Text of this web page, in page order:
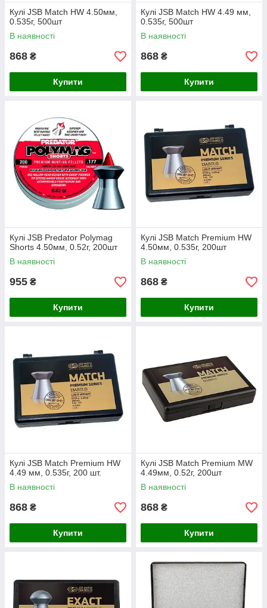
Кулі JSB Match HW 4.50мм,
0.535г, 500шт
В наявності
868 ₴
Купити
Кулі JSB Match HW 4.49 мм,
0.535г, 500шт
В наявності
868 ₴
Купити
Кулі JSB Predator Polymag
Shorts 4.50мм, 0.52г, 200шт
В наявності
955 ₴
Купити
Кулі JSB Match Premium HW
4.50мм, 0.535г, 200шт
В наявності
868 ₴
Купити
Кулі JSB Match Premium HW
4.49 мм, 0.535г, 200 шт.
В наявності
868 ₴
Купити
Кулі JSB Match Premium MW
4.49мм, 0.52г, 200шт
В наявності
868 ₴
Купити